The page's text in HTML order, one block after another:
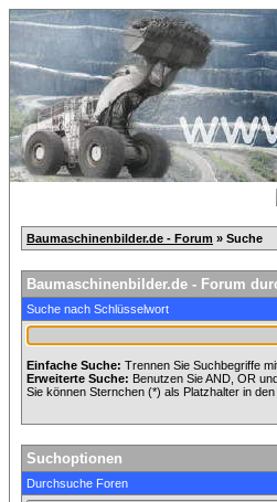
Baumaschinenbilder.de - Forum » Suche
Baumaschinenbilder.de - Forum
Suche nach Schlüsselwort
Einfache Suche: Trennen Sie Suchbegriffe
Erweiterte Suche: Benutzen Sie AND, OR
Sie können Sternchen (*) als Platzhalter in
Suchoptionen
Durchsuche Foren